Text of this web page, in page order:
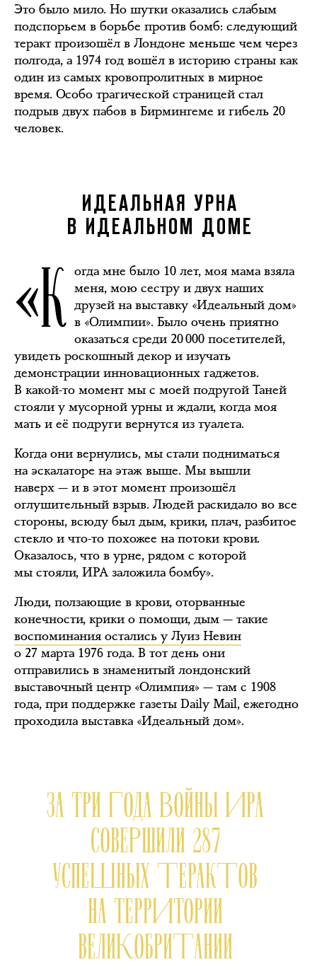
Это было мило. Но шутки оказались слабым
подспорьем в борьбе против бомб: следующий
теракт произошёл в Лондоне меньше чем через
полгода, а 1974 год вошёл в историю страны как
один из самых кровопролитных в мирное
время. Особо трагической страницей стал
подрыв двух пабов в Бирмингеме и гибель 20
человек.
ИДЕАЛЬНАЯ УРНА
В ИДЕАЛЬНОМ ДОМЕ
«К огда мне было 10 лет, моя мама взяла
меня, мою сестру и двух наших
друзей на выставку «Идеальный дом»
в «Олимпии». Было очень приятно
оказаться среди 20 000 посетителей,
увидеть роскошный декор и изучать
демонстрации инновационных гаджетов.
В какой-то момент мы с моей подругой Таней
стояли у мусорной урны и ждали, когда моя
мать и её подруги вернутся из туалета.
Когда они вернулись, мы стали подниматься
на эскалаторе на этаж выше. Мы вышли
наверх — и в этот момент произошёл
оглушительный взрыв. Людей раскидало во все
стороны, всюду был дым, крики, плач, разбитое
стекло и что-то похожее на потоки крови.
Оказалось, что в урне, рядом с которой
мы стояли, ИРА заложила бомбу».
Люди, ползающие в крови, оторванные
конечности, крики о помощи, дым — такие
воспоминания остались у Луиз Невин
о 27 марта 1976 года. В тот день они
отправились в знаменитый лондонский
выставочный центр «Олимпия» — там с 1908
года, при поддержке газеты Daily Mail, ежегодно
проходила выставка «Идеальный дом».
ЗА ТРИ ГОДА ВОЙНЫ ИРА
СОВЕРШИЛИ 287
УСПЕШНЫХ ТЕРАКТОВ
НА ТЕРРИТОРИИ
ВЕЛИКОБРИТАНИИ